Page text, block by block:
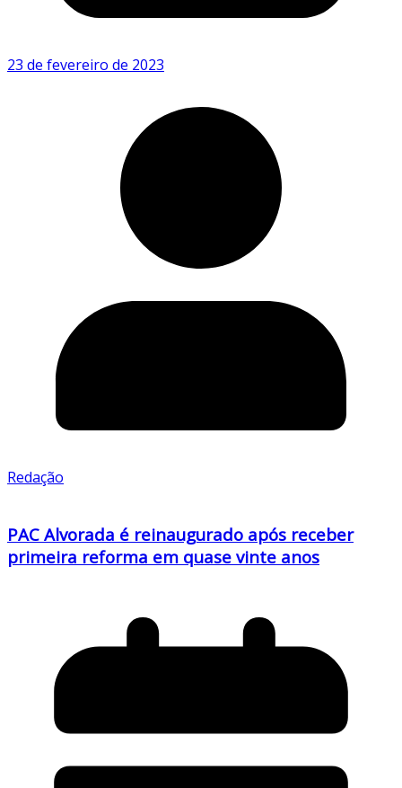
23 de fevereiro de 2023
Redação
PAC Alvorada é reinaugurado após receber
primeira reforma em quase vinte anos